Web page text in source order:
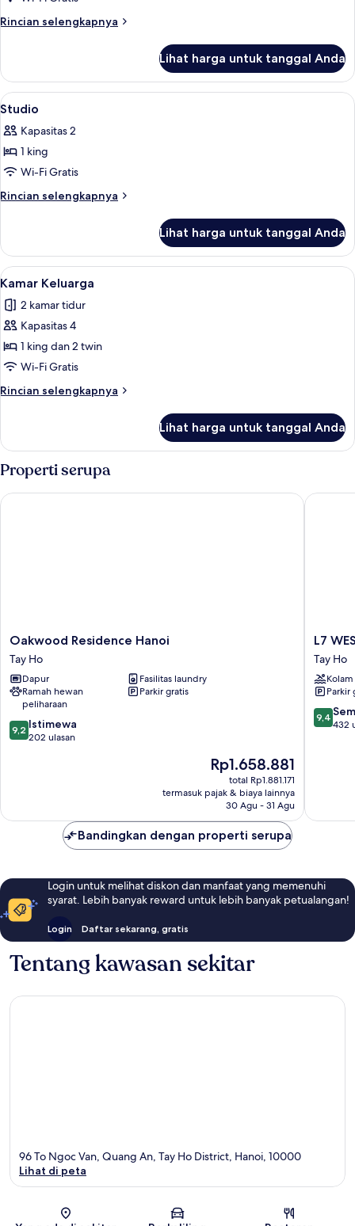
Single
bed)
Bedroom
Rincian selengkapnya
Rincian
Three
Bedroom
Villa
Lihat harga untuk tanggal Anda
Lihat
semua
foto
untuk
Studio
1 kamar tidur, brankas, meja kerja,
2
Studio
Kapasitas 2
1 king
Wi-Fi Gratis
Rincian selengkapnya
Rincian
Studio
Lihat harga untuk tanggal Anda
Lihat
semua
foto
untuk
Kamar
Keluarga
Kamar Keluarga | Area keluarga |
7
Kamar Keluarga
2 kamar tidur
Kapasitas 4
1 king dan 2 twin
Wi-Fi Gratis
Rincian selengkapnya
Rincian
Kamar
Lihat harga untuk tanggal Anda
Properti serupa
Oakwood
Residence
Hanoi
Tay
Ho
Oakwood Residence Hanoi
Tay Ho
Dapur
Fasilitas laundry
Ramah hewan
peliharaan
Parkir gratis
9.2
dari
9,2 Istimewa
202 ulasan
Harga
sekarang
Rp1.658.881
Rp1.658.881
total Rp1.881.171
termasuk pajak & biaya lainnya
30 Agu - 31 Agu
Oakwood Residence Hanoi
L7
WEST
LAKE
HANOI
By
LOTTE
HOTELS
L7
Tay Ho
Parkir
9.4
dari
9,4
432
L7
Bandingkan dengan properti serupa
Login untuk melihat diskon dan manfaat yang memenuhi
syarat. Lebih banyak reward untuk lebih banyak petualangan!
Login Daftar sekarang, gratis
Tentang kawasan sekitar
Peta
96 To Ngoc Van, Quang An, Tay Ho District, Hanoi, 10000
Lihat di peta